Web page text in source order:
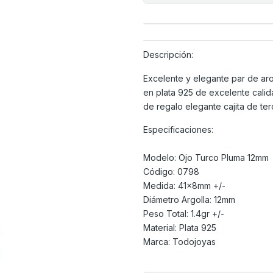
Descripción:
Excelente y elegante par de
en plata 925 de excelente
de regalo elegante cajita de
Especificaciones:
Modelo: Ojo Turco Pluma 12mm
Código: 0798
Medida: 41x8mm +/-
Diámetro Argolla: 12mm
Peso Total: 1.4gr +/-
Material: Plata 925
Marca: Todojoyas